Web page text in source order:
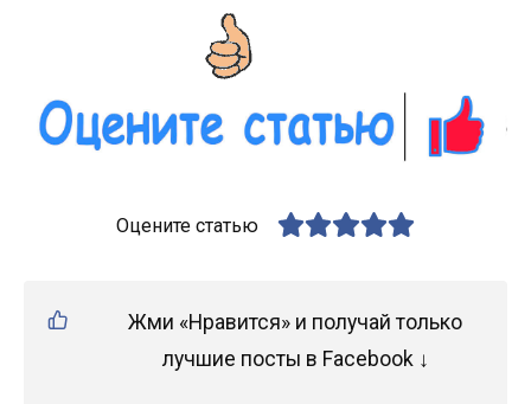
Оцените статью
Жми «Нравится» и получай только
лучшие посты в Facebook ↓